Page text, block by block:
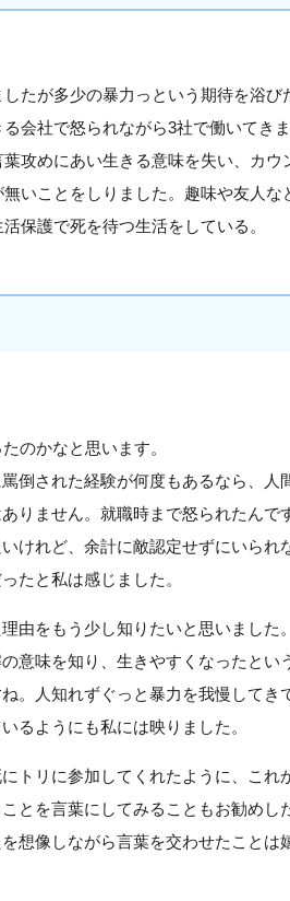
たが多少の暴力っという期待を浴び
会社で怒られながら3社で働いてき
攻めにあい生きる意味を失い、カウ
いことをしりました。趣味や友人な
保護で死を待つ生活をしている。
のかなと思います。
倒された経験が何度もあるなら、人
りません。就職時まで怒られたんで
けれど、余計に敵認定せずにいられ
たと私は感じました。
由をもう少し知りたいと思いました
意味を知り、生きやすくなったとい
。人知れずぐっと暴力を我慢してき
るようにも私には映りました。
トリに参加してくれたように、これ
とを言葉にしてみることもお勧めし
想像しながら言葉を交わせたことは